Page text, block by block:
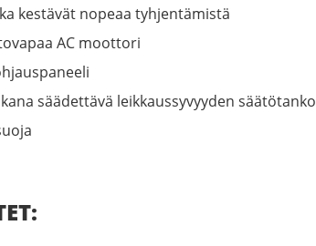
kestävät nopeaa tyhjentämistä
AC moottori
säädettävä leikkaussyvyyden säätötanko